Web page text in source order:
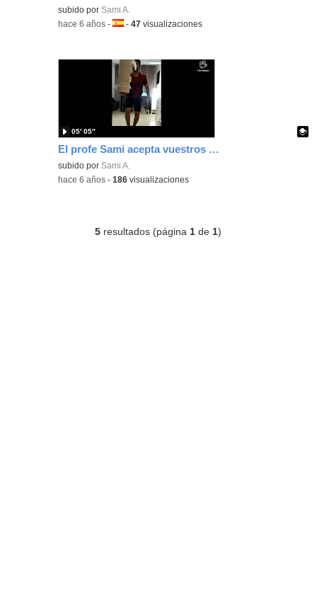
Contenido educativo.
subido por Sami A.
-hace 6 años -Idioma:
-47 visualizaciones
El profe Sami acepta vuestros retos
Contenido educativo.
subido por Sami A.
05′ 05″
-hace 6 años -186 visualizaciones
5 resultados (página 1 de 1)